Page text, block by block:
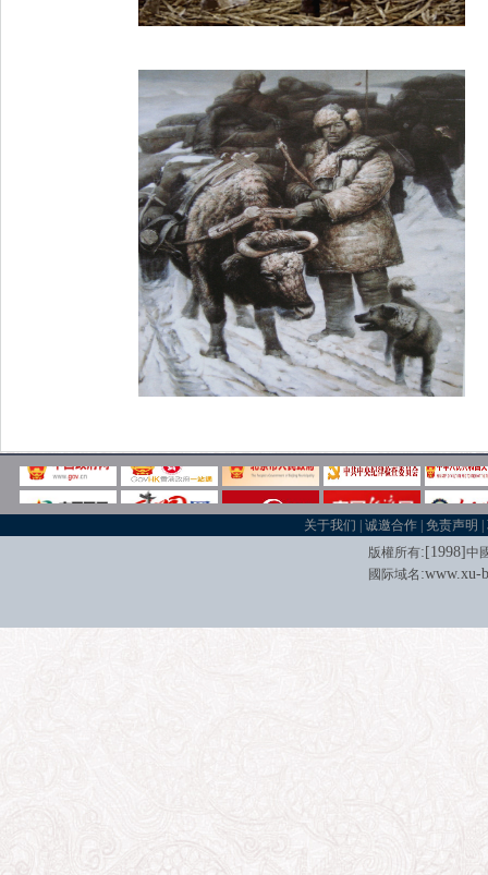
关于我们 |诚邀合作 |免责声明 |
版權所有:[1998]中
國际域名 :www.xu-